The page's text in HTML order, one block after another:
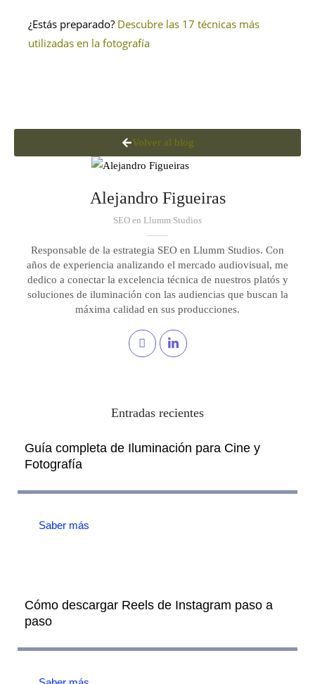
¿Estás preparado? Descubre las 17 técnicas más
utilizadas en la fotografía
Volver al blog
Alejandro Figueiras
SEO en Llumm Studios
Responsable de la estrategia SEO en Llumm Studios. Con
años de experiencia analizando el mercado audiovisual, me
dedico a conectar la excelencia técnica de nuestros platós y
soluciones de iluminación con las audiencias que buscan la
máxima calidad en sus producciones.
Entradas recientes
Guía completa de Iluminación para Cine y
Fotografía
Saber más
Cómo descargar Reels de Instagram paso a
paso